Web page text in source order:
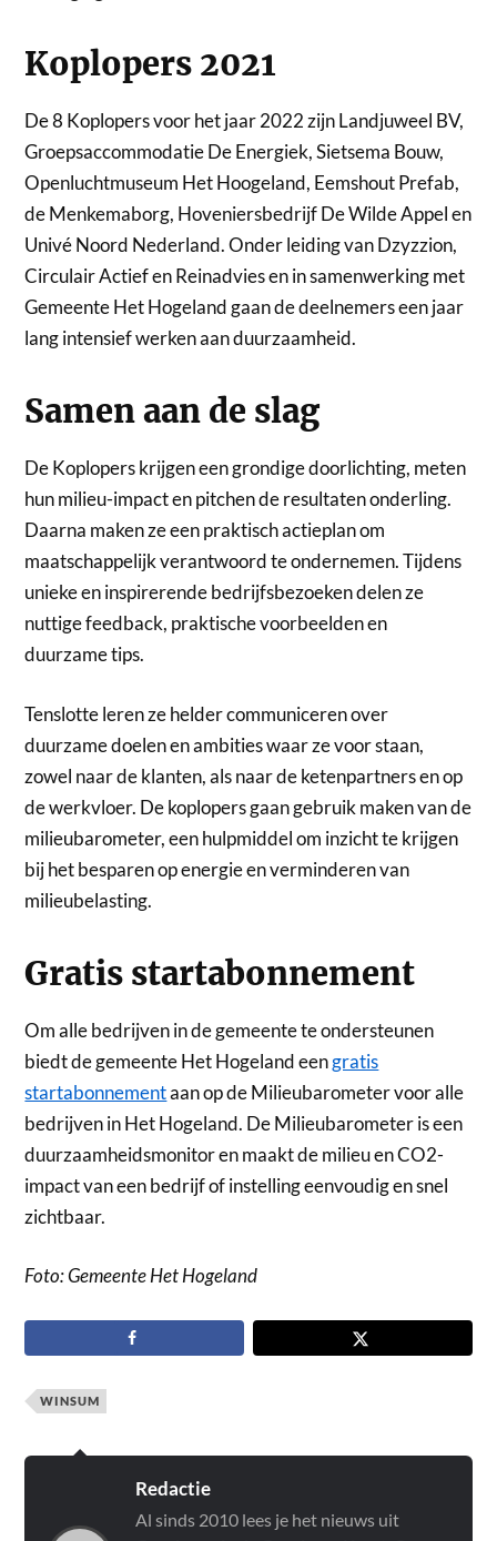
Koplopers 2021
De 8 Koplopers voor het jaar 2022 zijn Landjuweel BV,
Groepsaccommodatie De Energiek, Sietsema Bouw,
Openluchtmuseum Het Hoogeland, Eemshout Prefab,
de Menkemaborg, Hoveniersbedrijf De Wilde Appel en
Univé Noord Nederland. Onder leiding van Dzyzzion,
Circulair Actief en Reinadvies en in samenwerking met
Gemeente Het Hogeland gaan de deelnemers een jaar
lang intensief werken aan duurzaamheid.
Samen aan de slag
De Koplopers krijgen een grondige doorlichting, meten
hun milieu-impact en pitchen de resultaten onderling.
Daarna maken ze een praktisch actieplan om
maatschappelijk verantwoord te ondernemen. Tijdens
unieke en inspirerende bedrijfsbezoeken delen ze
nuttige feedback, praktische voorbeelden en
duurzame tips.
Tenslotte leren ze helder communiceren over
duurzame doelen en ambities waar ze voor staan,
zowel naar de klanten, als naar de ketenpartners en op
de werkvloer. De koplopers gaan gebruik maken van de
milieubarometer, een hulpmiddel om inzicht te krijgen
bij het besparen op energie en verminderen van
milieubelasting.
Gratis startabonnement
Om alle bedrijven in de gemeente te ondersteunen
biedt de gemeente Het Hogeland eengratis
startabonnementaan op de Milieubarometer voor alle
bedrijven in Het Hogeland. De Milieubarometer is een
duurzaamheidsmonitor en maakt de milieu en CO2-
impact van een bedrijf of instelling eenvoudig en snel
zichtbaar.
Foto: Gemeente Het Hogeland
WINSUM
Redactie
Al sinds 2010 lees je het nieuws uit